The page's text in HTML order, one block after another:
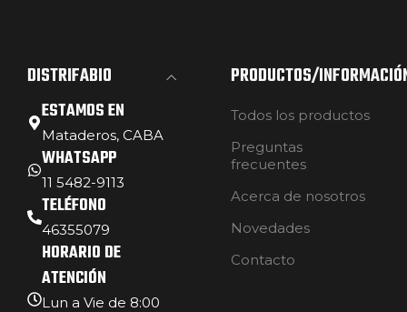
DISTRIFABIO
ESTAMOS EN
Mataderos, CABA
WHATSAPP
11 5482-9113
TELÉFONO
46355079
HORARIO DE
ATENCIÓN
Lun a Vie de 8:00
PRODUCTOS/
Todos los productos
Preguntas
frecuentes
Acerca de nosotros
Novedades
Contacto